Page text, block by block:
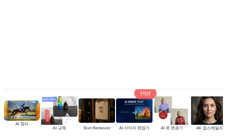
AI 정리
AI 교체
Text Remover AI 이미지 편집기
Hot
AI 옷 변경기 4K 업스케일러